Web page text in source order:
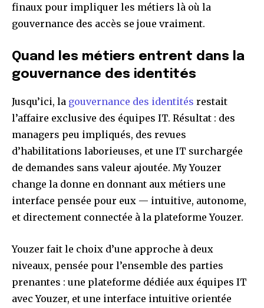
finaux pour impliquer les métiers là où la
gouvernance des accès se joue vraiment.
Quand les métiers entrent dans la
gouvernance des identités
Jusqu’ici, la gouvernance des identités restait
l’affaire exclusive des équipes IT. Résultat : des
managers peu impliqués, des revues
d’habilitations laborieuses, et une IT surchargée
de demandes sans valeur ajoutée. My Youzer
change la donne en donnant aux métiers une
interface pensée pour eux — intuitive, autonome,
et directement connectée à la plateforme Youzer.
Youzer fait le choix d’une approche à deux
niveaux, pensée pour l’ensemble des parties
prenantes : une plateforme dédiée aux équipes IT
avec Youzer, et une interface intuitive orientée